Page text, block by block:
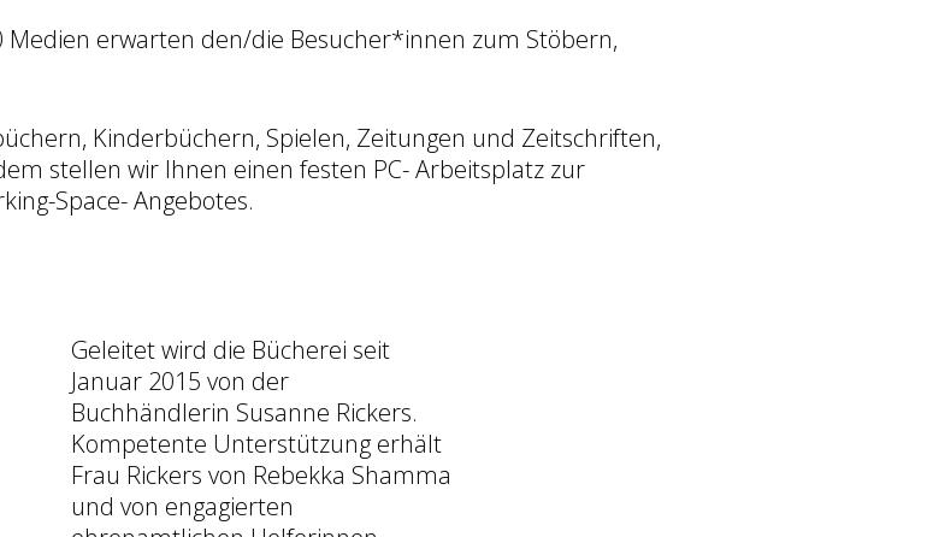
erwarten den/die Besucher*innen zum Stöbern,
Kinderbüchern, Spielen, Zeitungen und Zeitschriften,
stellen wir Ihnen einen festen PC- Arbeitsplatz zur
Space- Angebotes.
Geleitet wird die Bücherei seit
Januar 2015 von der
Buchhändlerin Susanne Rickers.
Kompetente Unterstützung erhält
Frau Rickers von Rebekka Shamma
und von engagierten